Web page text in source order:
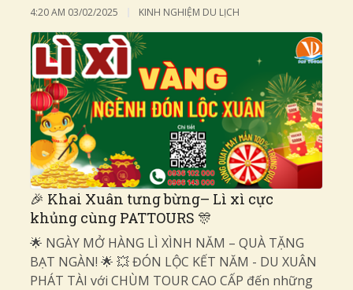
4:20 AM 03/02/2025 KINH NGHIỆM DU LỊCH
🎉 Khai Xuân tưng bừng– Lì xì cực
khủng cùng PATTOURS 🎊
🌟 NGÀY MỞ HÀNG LÌ XÌNH NĂM – QUÀ TẶNG
BẠT NGÀN! 🌟 💥 ĐÓN LỘC KẾT NĂM - DU XUÂN
PHÁT TÀI với CHÙM TOUR CAO CẤP đến những